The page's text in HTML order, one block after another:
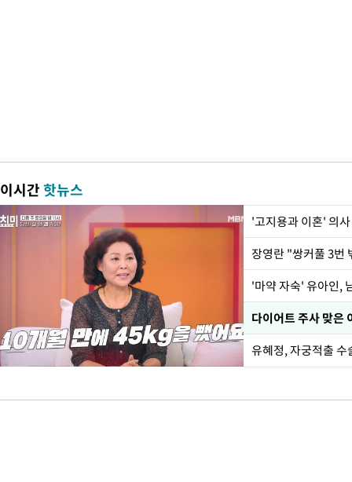
이시간핫뉴스
'고지용과 이혼' 의
'마약 자숙' 유아인,
유혜정, 자궁적출